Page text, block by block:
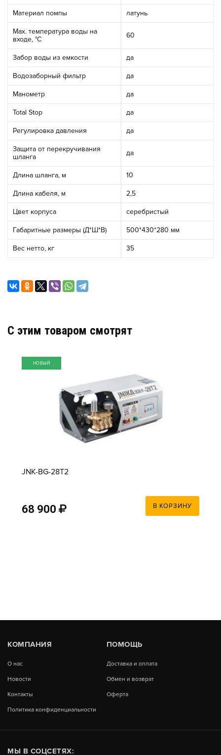
Материал помпы латунь
Max. температура воды на
входе, °С
60
Забор воды из емкости да
Водозаборный фильтр да
Манометр да
Total Stop да
Регулировка давления да
Защита от перекручивания
шланга
да
Длина шланга, м 10
Длина кабеля, м 2,5
Цвет корпуса серебристый
Габаритные размеры (Д*Ш*В) 500*430*280 мм
Вес нетто, кг 35
C этим товаром смотрят
НОВЫЙ
JNK-BG-28T2
68 900 В КОРЗИНУ
КОМПАНИЯ
О нас
Новости
Контакты
Политика конфиденциальности
ПОМОЩЬ
Доставка и оплата
Обмен и возврат
Оферта
МЫ В СОЦСЕТЯХ: